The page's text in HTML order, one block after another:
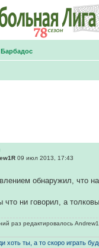
Барбадос
09 июл 2013, 17:43
обнаружил, что
что ни говорил, а
раз редактировалось
хоть ты, а то скоро играть